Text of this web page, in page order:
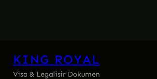
KING ROYAL
Visa & Legalisir Dokumen